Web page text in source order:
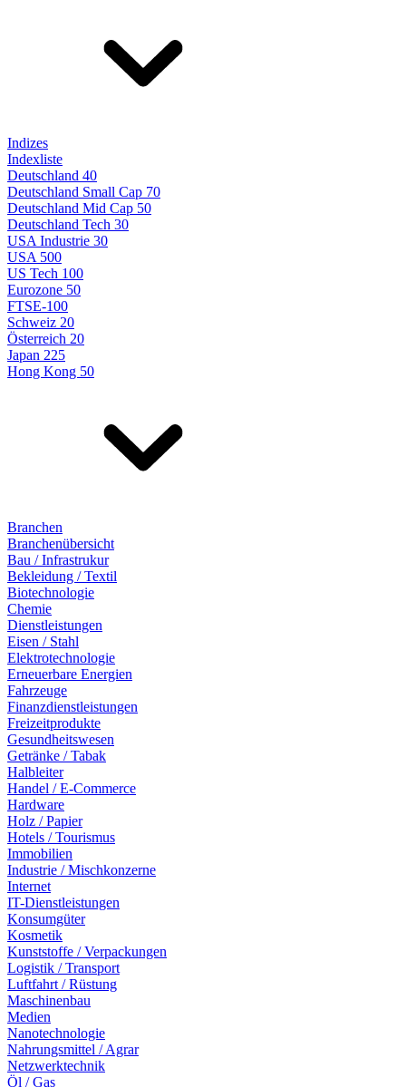
Indizes
Indexliste
Deutschland 40
Deutschland Small Cap 70
Deutschland Mid Cap 50
Deutschland Tech 30
USA Industrie 30
USA 500
US Tech 100
Eurozone 50
FTSE-100
Schweiz 20
Österreich 20
Japan 225
Hong Kong 50
Branchen
Branchenübersicht
Bau / Infrastrukur
Bekleidung / Textil
Biotechnologie
Chemie
Dienstleistungen
Eisen / Stahl
Elektrotechnologie
Erneuerbare Energien
Fahrzeuge
Finanzdienstleistungen
Freizeitprodukte
Gesundheitswesen
Getränke / Tabak
Halbleiter
Handel / E-Commerce
Hardware
Holz / Papier
Hotels / Tourismus
Immobilien
Industrie / Mischkonzerne
Internet
IT-Dienstleistungen
Konsumgüter
Kosmetik
Kunststoffe / Verpackungen
Logistik / Transport
Luftfahrt / Rüstung
Maschinenbau
Medien
Nanotechnologie
Nahrungsmittel / Agrar
Netzwerktechnik
Öl / Gas